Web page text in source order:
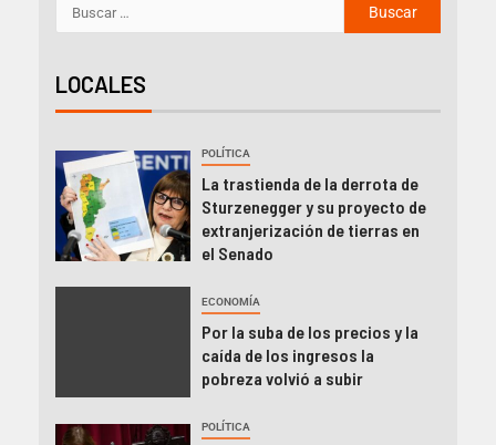
LOCALES
POLÍTICA
La trastienda de la derrota de
Sturzenegger y su proyecto de
extranjerización de tierras en
el Senado
ECONOMÍA
Por la suba de los precios y la
caída de los ingresos la
pobreza volvió a subir
POLÍTICA